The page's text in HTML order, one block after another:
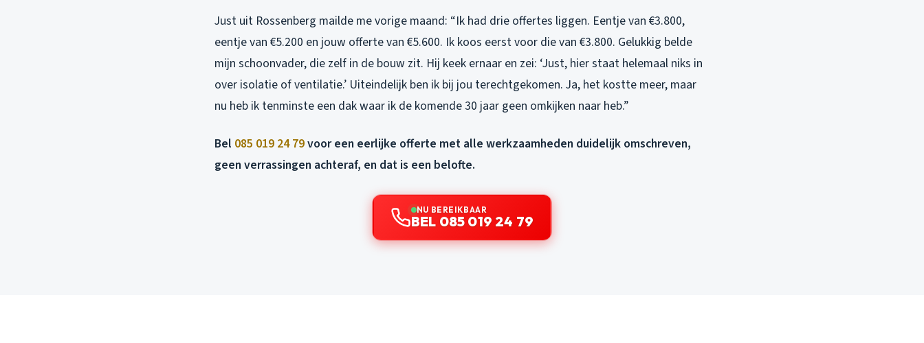
Just uit Rossenberg mailde me vorige maand: “Ik had drie offertes liggen. Eentje van €3.800,
eentje van €5.200 en jouw offerte van €5.600. Ik koos eerst voor die van €3.800. Gelukkig belde
mijn schoonvader, die zelf in de bouw zit. Hij keek ernaar en zei: ‘Just, hier staat helemaal niks in
over isolatie of ventilatie.’ Uiteindelijk ben ik bij jou terechtgekomen. Ja, het kostte meer, maar
nu heb ik tenminste een dak waar ik de komende 30 jaar geen omkijken naar heb.”
Bel 085 019 24 79voor een eerlijke offerte met alle werkzaamheden duidelijk omschreven,
geen verrassingen achteraf, en dat is een belofte.
NU BEREIKBAAR
BEL 085 019 24 79